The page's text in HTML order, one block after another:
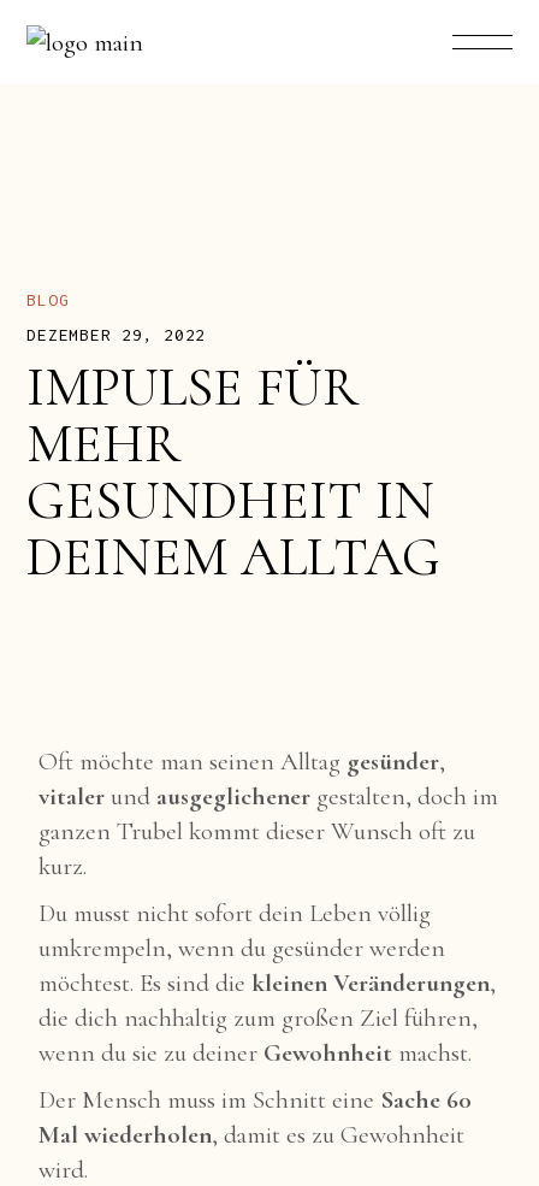
BLOG
DEZEMBER 29, 2022
IMPULSE FÜR
MEHR
GESUNDHEIT IN
DEINEM ALLTAG
Oft möchte man seinen Alltag gesünder,
vitalerund ausgeglichener gestalten, doch im
ganzen Trubel kommt dieser Wunsch oft zu
kurz.
Du musst nicht sofort dein Leben völlig
umkrempeln, wenn du gesünder werden
möchtest. Es sind die kleinen Veränderungen,
die dich nachhaltig zum großen Ziel führen,
wenn du sie zu deiner Gewohnheit machst.
Der Mensch muss im Schnitt eine Sache 60
Mal wiederholen, damit es zu Gewohnheit
wird.